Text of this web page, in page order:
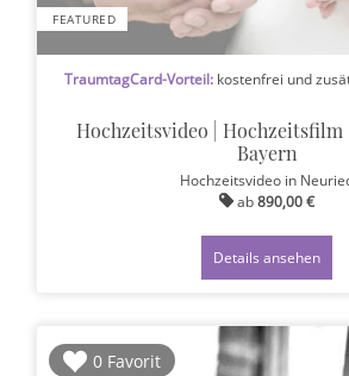
FEATURED
TraumtagCard-Vorteil: kostenfrei und
Hochzeitsvideo |
Bayern
Hochzeitsvideo in
ab890,00 €
Details ansehen
0 Favorit